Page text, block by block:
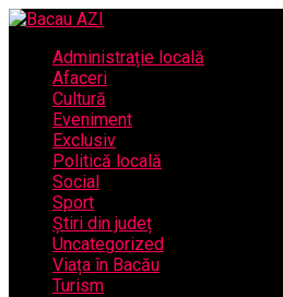
Administrație locală
Afaceri
Cultură
Eveniment
Exclusiv
Politică locală
Social
Sport
Știri din județ
Uncategorized
Viața în Bacău
Turism